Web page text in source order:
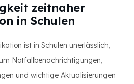
zeitnaher
in Schulen
ist in Schulen unerlässlich,
Notfallbenachrichtigungen,
und wichtige Aktualisierungen